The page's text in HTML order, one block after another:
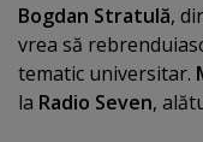
Bogdan Stratulă,
vrea să
tematic universitar.
la Radio Seven,